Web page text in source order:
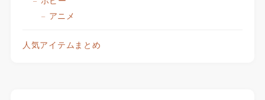
アニメ
人気アイテムまとめ